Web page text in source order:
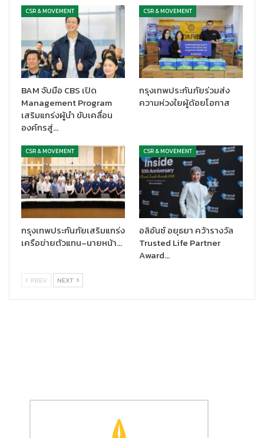
คืบหน้า ระบบ e-License ที่ผู้ประกอบการสามารถพิมพ์ใบอนุญาตได้
เองเมื่อได้รับอนุญาต ทำให้ลดเวลาและค่าใช้จ่ายในการเดินทาง
กระบวนการเฝ้าระวังผลิตภัณฑ์สุขภาพในท้องตลาดโดยใช้ Media
Intensive watch เฝ้าระวัง ติดตามและตรวจสอบโฆษณาผลิตภัณฑ์
สุขภาพทางสื่อสังคมออนไลน์ ทั้งยังมีระบบให้ร้านค้าออนไลน์ช่วยเฝ้า
ระวังผลิตภัณฑ์สุขภาพที่ผิดกฎหมาย โดยสามารถจับกุมผลิตภัณฑ์
สุขภาพที่ไม่ได้มาตรฐาน มูลค่ารวมกว่า 512 ล้านบาท และกระบวนการ
พัฒนาศักยภาพผู้บริโภคโดยผู้บริโภคสามารถเข้าถึงข้อมูลข่าวสาร
ได้อย่างสะดวก รวดเร็ว สามารถตรวจสอบผลิตภัณฑ์สุขภาพ ตลอด
จนแจ้งเบาะแสร้องเรียน ผ่าน Oryor Smart App.
CSR & MOVEMENT
BAM จับมือ CBS เปิด
Management Program
เสริมแกร่งผู้นำ ขับเคลื่อน
องค์กรสู่…
CSR & MOVEMENT
กรุงเทพประกันภัยร่วมส่ง
ความห่วงใยผู้ด้อยโอกาส
CSR & MOVEMENT
กรุงเทพประกันภัยเสริมแกร่ง
เครือข่ายตัวแทน–นายหน้า…
CSR & MOVEMENT
อลิอันซ์ อยุธยา คว้ารางวัล
Trusted Life Partner
Award…
PREV NEXT